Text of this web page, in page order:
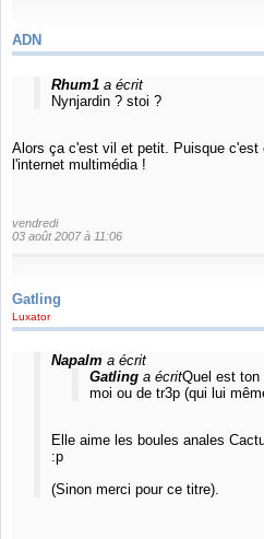
ADN
Rhum1a écrit
Nynjardin ? stoi ?
Alors ça c'est vil et petit. Puisque
l'internet multimédia !
vendredi
03 août 2007 à 11:06
Gatling
Luxator
Napalm a écrit
Gatling a écritQuel est ton
moi ou de tr3p (qui lui
Elle aime les boules anales
:p
(Sinon merci pour ce titre).